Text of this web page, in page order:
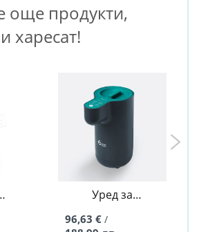
още продукти,
харесат!
Уред за
вода за
96,63 € /